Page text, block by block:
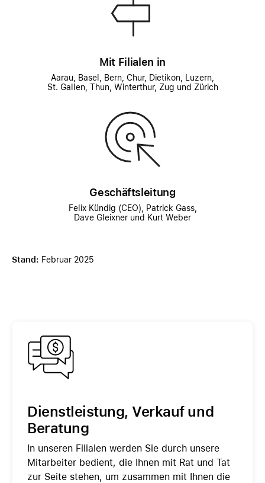
Mit Filialen in
Aarau, Basel, Bern, Chur, Dietikon, Luzern,
St. Gallen, Thun, Winterthur, Zug und Zürich
Geschäftsleitung
Felix Kündig (CEO), Patrick Gass,
Dave Gleixner und Kurt Weber
Stand: Februar 2025
Dienstleistung, Verkauf und
Beratung
In unseren Filialen werden Sie durch unsere
Mitarbeiter bedient, die Ihnen mit Rat und Tat
zur Seite stehen, um zusammen mit Ihnen die